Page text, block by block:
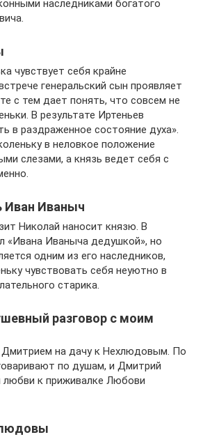
наследниками богатого
чувствует себя крайне
генеральский сын проявляет
с тем дает понять, что совсем не
В результате Иртеньев
в раздраженное состояние духа».
в неловкое положение
слезами, а князь ведет себя с
Иван Иваныч
Николай наносит князю. В
«Ивана Иваныча дедушкой», но
одним из его наследников,
чувствовать себя неуютно в
старика.
разговор с моим
Дмитрием на дачу к Нехлюдовым. По
по душам, и Дмитрий
любви к приживалке Любови